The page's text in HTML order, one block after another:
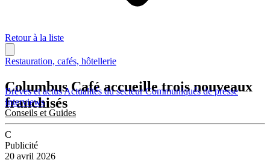
Brèves et actusActualités du secteurCommuniqués de presse
Interviews
Conseils et Guides
Retour à la liste
Restauration, cafés, hôtellerie
Columbus Café accueille trois nouveaux
franchisés
C
Publicité
20 avril 2026